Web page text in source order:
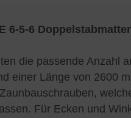
6-5-6
die passende Anzahl
einer Länge von 2600
Für Ecken und